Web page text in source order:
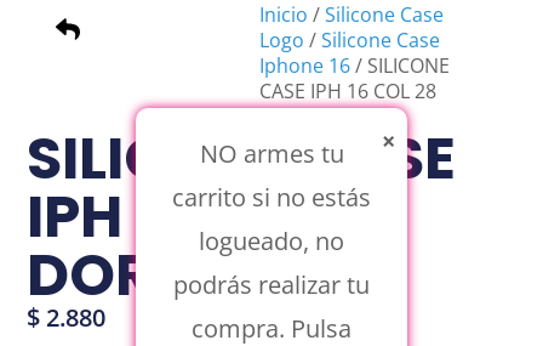
Inicio /Silicone Case
Logo /Silicone Case
Iphone 16/ SILICONE
CASE IPH 16 COL 28
DORADO
SILICONE CASE
IPH 16 COL 28
DORADO
$2.880
×
NO armes tu
carrito si no estás
logueado, no
podrás realizar tu
compra. Pulsa